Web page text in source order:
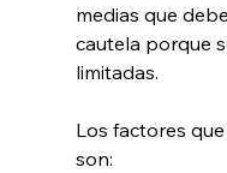
medias que
cautela porque
limitadas.
Los factores
son: